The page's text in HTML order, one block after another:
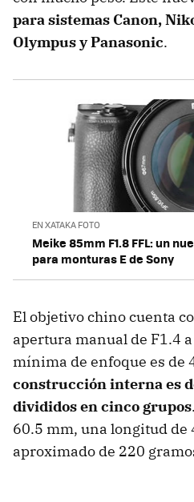
para sistemas Canon,
Olympus y Panasonic.
EN XATAKA FOTO
Meike 85mm F1.8 FFL: un
para monturas E de Sony
El objetivo chino cuenta
apertura manual de F1.4
mínima de enfoque es de
construcción interna es
divididos en cinco grupos
60.5 mm, una longitud de
aproximado de 220